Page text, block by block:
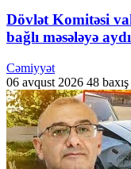
Dövlət Komitəsi
bağlı məsələyə
Cəmiyyət
06 avqust 2026 48 baxış